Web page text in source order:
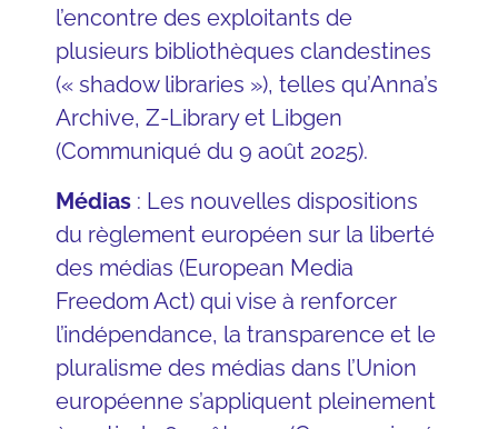
l’encontre des exploitants de
plusieurs bibliothèques clandestines
(« shadow libraries »), telles qu’Anna’s
Archive, Z-Library et Libgen
(Communiqué du 9 août 2025).
Médias : Les nouvelles dispositions
du règlement européen sur la liberté
des médias (European Media
Freedom Act) qui vise à renforcer
l’indépendance, la transparence et le
pluralisme des médias dans l’Union
européenne s’appliquent pleinement